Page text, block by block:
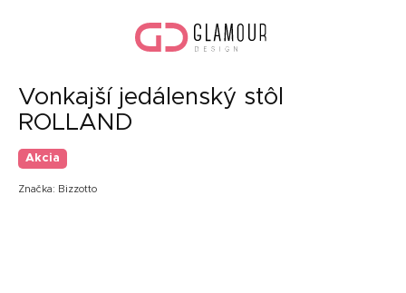
Vonkajší jedálenský stôl
ROLLAND
Akcia
Značka: Bizzotto